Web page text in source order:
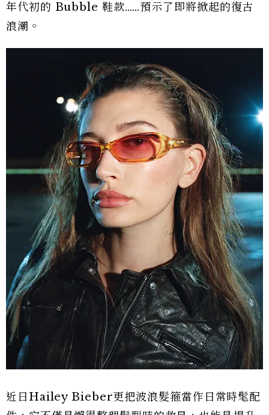
年代初的 Bubble 鞋款……預示了即將掀起的復古
浪潮。
近日Hailey Bieber更把波浪髮箍當作日常時髦配